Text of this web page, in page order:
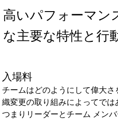
高いパフォーマン
な主要な特性と行
入場料
チームはどのようにして偉大
織変更の取り組みによってでは
つまりリーダーとチーム メン